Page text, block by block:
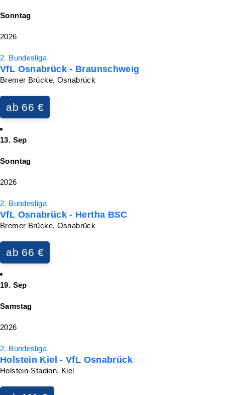
Sonntag
2026
2. Bundesliga
VfL Osnabrück - Braunschweig
Bremer Brücke, Osnabrück
ab 66 €
13. Sep
Sonntag
2026
2. Bundesliga
VfL Osnabrück - Hertha BSC
Bremer Brücke, Osnabrück
ab 66 €
19. Sep
Samstag
2026
2. Bundesliga
Holstein Kiel - VfL Osnabrück
Holstein-Stadion, Kiel